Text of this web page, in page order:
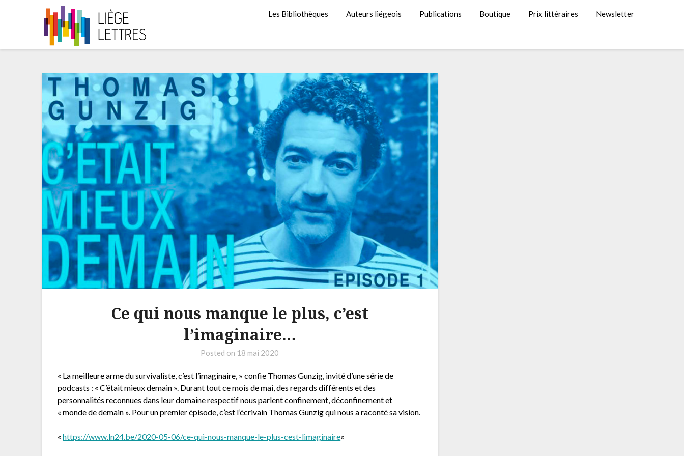
Les Bibliothèques Auteurs liégeois Publications Boutique Prix littéraires Newsletter
Ce qui nous manque le plus, c’est
l’imaginaire…
Posted on 18 mai 2020
« La meilleure arme du survivaliste, c’est l’imaginaire, » confie Thomas Gunzig, invité d’une série de
podcasts : « C’était mieux demain ». Durant tout ce mois de mai, des regards différents et des
personnalités reconnues dans leur domaine respectif nous parlent confinement, déconfinement et
« monde de demain ». Pour un premier épisode, c’est l’écrivain Thomas Gunzig qui nous a raconté sa vision.
«https://www.ln24.be/2020-05-06/ce-qui-nous-manque-le-plus-cest-limaginaire«